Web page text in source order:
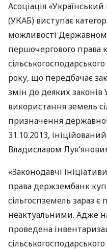
Асоціація
(УКАБ) виступає
можливості
першочергового права
року, що передбачає
змін до деяких
використання земель
призначення
31.10.2013,
Владиславом
«Законодавчі
права держзембанк
сільгоспземель зараз
неактуальними. Адже
проведена